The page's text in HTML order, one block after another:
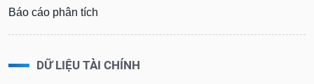
Báo cáo phân tích
DỮ LIỆU TÀI CHÍNH